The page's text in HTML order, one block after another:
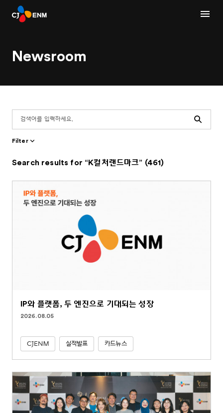
Newsroom
Search
Filter
Search results for “K컬처랜드마크” (461)
IP와 플랫폼, 두 엔진으로 기대되는 성장
2026.08.05
CJENM 실적발표 카드뉴스